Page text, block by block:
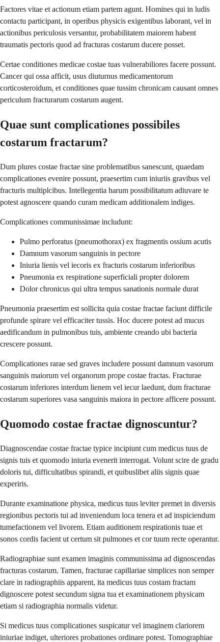
Factores vitae et actionum etiam partem agunt. Homines qui in ludis
contactu participant, in operibus physicis exigentibus laborant, vel in
actionibus periculosis versantur, probabilitatem maiorem habent
traumatis pectoris quod ad fracturas costarum ducere posset.
Certae conditiones medicae costae tuas vulnerabiliores facere possunt.
Cancer qui ossa afficit, usus diuturnus medicamentorum
corticosteroidum, et conditiones quae tussim chronicam causant omnes
periculum fracturarum costarum augent.
Quae sunt complicationes possibiles
costarum fractarum?
Dum plures costae fractae sine problematibus sanescunt, quaedam
complicationes evenire possunt, praesertim cum iniuriis gravibus vel
fracturis multiplcibus. Intellegentia harum possibilitatum adiuvare te
potest agnoscere quando curam medicam additionalem indiges.
Complicationes communissimae includunt:
Pulmo perforatus (pneumothorax) ex fragmentis ossium acutis
Damnum vasorum sanguinis in pectore
Iniuria lienis vel iecoris ex fracturis costarum inferioribus
Pneumonia ex respiratione superficiali propter dolorem
Dolor chronicus qui ultra tempus sanationis normale durat
Pneumonia praesertim est sollicita quia costae fractae faciunt difficile
profunde spirare vel efficaciter tussis. Hoc ducere potest ad mucus
aedificandum in pulmonibus tuis, ambiente creando ubi bacteria
crescere possunt.
Complicationes rarae sed graves includere possunt damnum vasorum
sanguinis maiorum vel organorum prope costae fractas. Fracturae
costarum inferiores interdum lienem vel iecur laedunt, dum fracturae
costarum superiores vasa sanguinis maiora in pectore afficere possunt.
Quomodo costae fractae dignoscuntur?
Diagnoscendae costae fractae typice incipiunt cum medicus tuus de
signis tuis et quomodo iniuria evenerit interrogat. Volunt scire de gradu
doloris tui, difficultatibus spirandi, et quibuslibet aliis signis quae
experiris.
Durante examinatione physica, medicus tuus leviter premet in diversis
regionibus pectoris tui ad inveniendum loca tenera et ad inspiciendum
tumefactionem vel livorem. Etiam auditionem respirationis tuae et
sonos cordis facient ut certum sit pulmones et cor tuum recte operantur.
Radiographiae sunt examen imaginis communissima ad dignoscendas
fracturas costarum. Tamen, fracturae capillariae simplices non semper
clare in radiographiis apparent, ita medicus tuus costam fractam
dignoscere potest secundum signa tua et examinationem physicam
etiam si radiographia normalis videtur.
Si medicus tuus complicationes suspicatur vel imaginem clariorem
iniuriae indiget, ulteriores probationes ordinare potest. Tomographiae